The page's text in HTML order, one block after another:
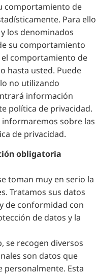
comportamiento de
Para ello
los denominados
su comportamiento
comportamiento de
hasta usted. Puede
no utilizando
información
política de privacidad.
informaremos sobre las
de privacidad.
obligatoria
toman muy en serio la
Tratamos sus datos
de conformidad con
de datos y la
se recogen diversos
son datos que
Esta